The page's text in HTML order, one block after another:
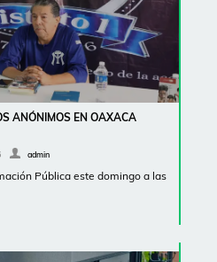
ANÓNIMOS EN OAXACA
admin
Pública este domingo a las